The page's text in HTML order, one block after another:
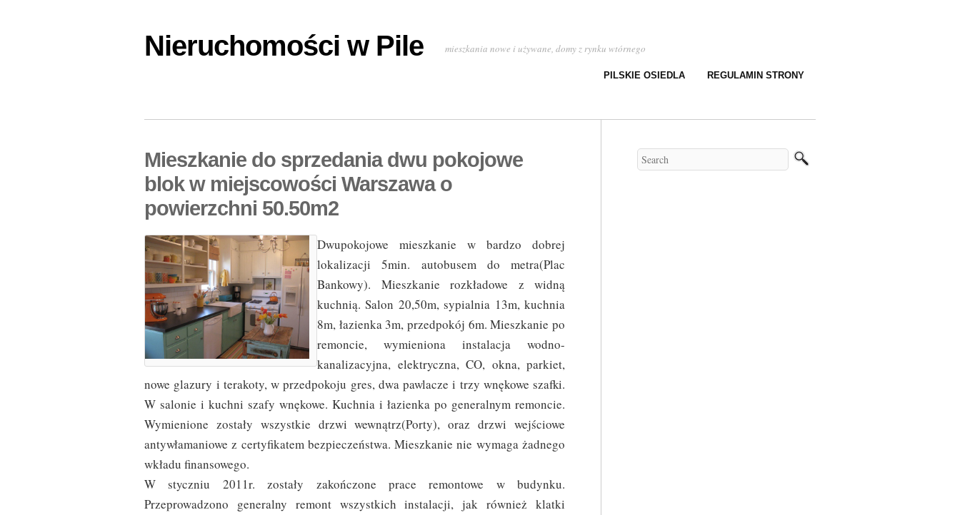
Nieruchomości w Pile mieszkania nowe i używane, domy z rynku wtórnego
PILSKIE OSIEDLA REGULAMIN STRONY
Mieszkanie do sprzedania dwu pokojowe
blok w miejscowości Warszawa o
powierzchni 50.50m2
Dwupokojowe mieszkanie w bardzo dobrej
lokalizacji 5min. autobusem do metra(Plac
Bankowy). Mieszkanie rozkładowe z widną
kuchnią. Salon 20,50m, sypialnia 13m, kuchnia
8m, łazienka 3m, przedpokój 6m. Mieszkanie po
remoncie, wymieniona instalacja wodno-
kanalizacyjna, elektryczna, CO, okna, parkiet,
nowe glazury i terakoty, w przedpokoju gres, dwa pawlacze i trzy wnękowe szafki.
W salonie i kuchni szafy wnękowe. Kuchnia i łazienka po generalnym remoncie.
Wymienione zostały wszystkie drzwi wewnątrz(Porty), oraz drzwi wejściowe
antywłamaniowe z certyfikatem bezpieczeństwa. Mieszkanie nie wymaga żadnego
wkładu finansowego.
W styczniu 2011r. zostały zakończone prace remontowe w budynku.
Przeprowadzono generalny remont wszystkich instalacji, jak również klatki